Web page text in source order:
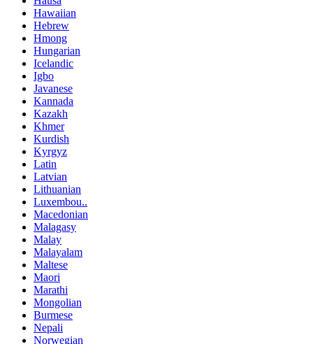
Hawaiian
Hebrew
Hmong
Hungarian
Icelandic
Igbo
Javanese
Kannada
Kazakh
Khmer
Kurdish
Kyrgyz
Latin
Latvian
Lithuanian
Luxembou..
Macedonian
Malagasy
Malay
Malayalam
Maltese
Maori
Marathi
Mongolian
Burmese
Nepali
Norwegian